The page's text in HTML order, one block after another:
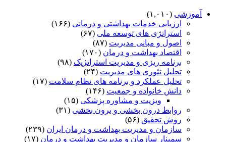
آموزشی (۱,۰۱۰)
ارزیابی خدمات بهداشتی و درمانی (۱۶۶)
استراتژی های توسعه ملی (۶۷)
اصول و مبانی مدیریت (۸۷)
اقتصاد بهداشت و درمان (۱۷۰)
برنامه ریزی و مدیریت استراتژیک (۹۸)
تحلیل تئوری های مدیریت (۲۴)
تحلیل عملکرد و برنامه های نظام سلامت (۱۷)
دانش خانواده و جمعیت (۱۴۶)
ویزیت و مشاوره پزشکی (۱۵)
روابط درون بخشی و برون بخشی (۳۱)
روش تحقیق (۵۶)
سازمان و مدیریت بهداشت و درمان ایران (۲۳۹)
سمینار سازمان و مدیریت بهداشت و درمان (۱۷)